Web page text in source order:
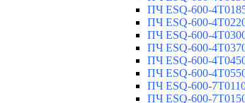
ПЧ ESQ-600-
ПЧ ESQ-600-
ПЧ ESQ-600-
ПЧ ESQ-600-
ПЧ ESQ-600-
ПЧ ESQ-600-
ПЧ ESQ-600-
ПЧ ESQ-600-